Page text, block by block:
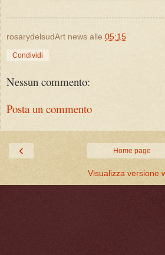
rosarydelsudArt news alle 05:15
Condividi
Nessun commento:
Posta un commento
‹ Home page
Visualizza versione